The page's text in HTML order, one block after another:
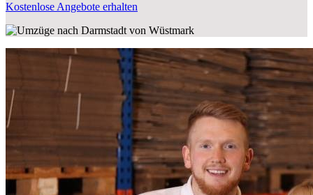
Kostenlose Angebote erhalten